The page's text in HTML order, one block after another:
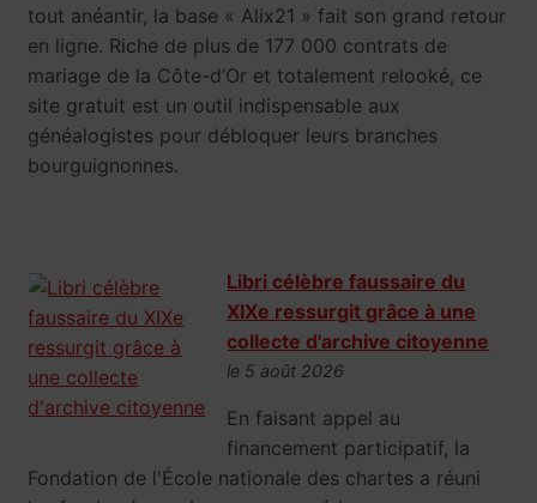
tout anéantir, la base « Alix21 » fait son grand retour
en ligne. Riche de plus de 177 000 contrats de
mariage de la Côte-d’Or et totalement relooké, ce
site gratuit est un outil indispensable aux
généalogistes pour débloquer leurs branches
bourguignonnes.
Libri célèbre faussaire du
XIXe ressurgit grâce à une
collecte d'archive citoyenne
le 5 août 2026
En faisant appel au
financement participatif, la
Fondation de l'École nationale des chartes a réuni